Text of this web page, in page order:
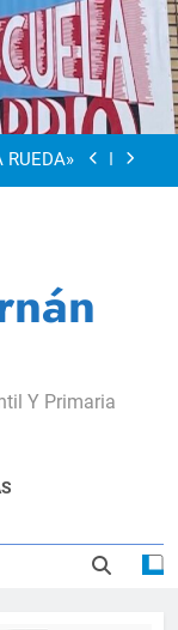
Sí”
Familia
RUEDA»
Familia
2026
Y Primaria